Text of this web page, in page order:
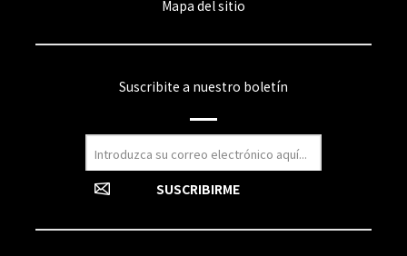
Mapa del sitio
Suscribite a nuestro boletín